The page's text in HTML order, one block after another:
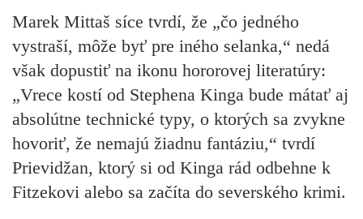
Marek Mittaš síce tvrdí, že „čo jedného
vystraší, môže byť pre iného selanka,“ nedá
však dopustiť na ikonu hororovej literatúry:
„Vrece kostí od Stephena Kinga bude mátať aj
absolútne technické typy, o ktorých sa zvykne
hovoriť, že nemajú žiadnu fantáziu,“ tvrdí
Prievidžan, ktorý si od Kinga rád odbehne k
Fitzekovi alebo sa začíta do severského krimi.